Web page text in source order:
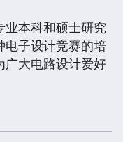
本科和硕士研究
电子设计竞赛的培
广大电路设计爱好